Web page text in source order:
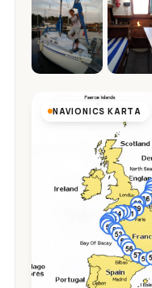
NAVIONICS KARTA